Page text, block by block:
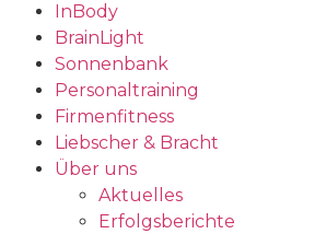
InBody
BrainLight
Sonnenbank
Personaltraining
Firmenfitness
Liebscher & Bracht
Über uns
Aktuelles
Erfolgsberichte